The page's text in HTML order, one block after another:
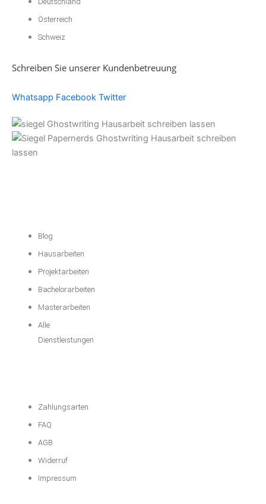
Österreich
Schweiz
Schreiben Sie unserer Kundenbetreuung
Whatsapp Facebook Twitter
Blog
Hausarbeiten
Projektarbeiten
Bachelorarbeiten
Masterarbeiten
Alle
Dienstleistungen
Zahlungsarten
FAQ
AGB
Widerruf
Impressum